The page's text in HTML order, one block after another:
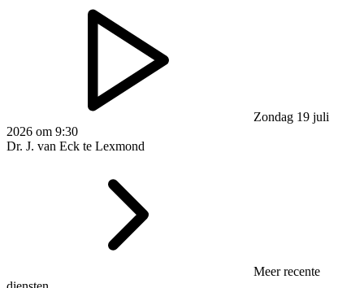
Zondag 19 juli
2026 om 9:30
Dr. J. van Eck te Lexmond
Meer recente